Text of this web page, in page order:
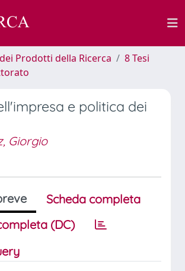
Prodotti della Ricerca
8 Tesi
e politica dei
Giorgio
Scheda completa
(DC)